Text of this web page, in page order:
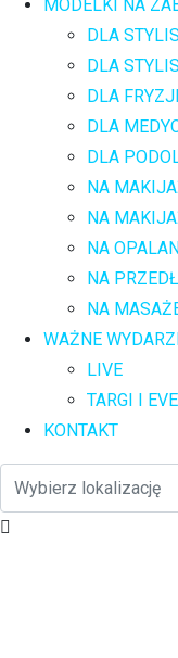
MODELKI NA
DLA
DLA
DLA
DLA
DLA
NA
NA
NA
NA
NA
WAŻNE
LIVE
TARGI I
KONTAKT